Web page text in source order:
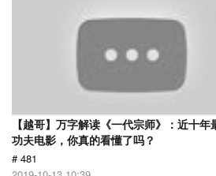
【越哥】万字解读《一代宗师》：近十年
功夫电影，你真的看懂了吗？
# 481